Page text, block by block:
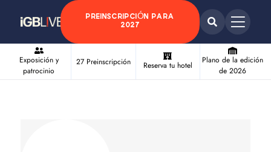
PREINSCRIPCIÓN PARA
2027
Exposición y
patrocinio
27 Preinscripción Reserva tu hotel
Plano de la edición
de 2026